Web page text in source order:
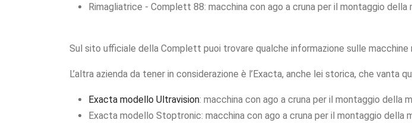
Rimagliatrice - Complett 88: macchina con ago a cruna per il montaggio della
Sul sito ufficiale della Complett puoi trovare qualche informazione sulle macchine
L’altra azienda da tener in considerazione è l’Exacta, anche lei storica, che vanta
Exacta modello Ultravision: macchina con ago a cruna per il montaggio della
Exacta modello Stoptronic: macchina con ago a cruna per il montaggio